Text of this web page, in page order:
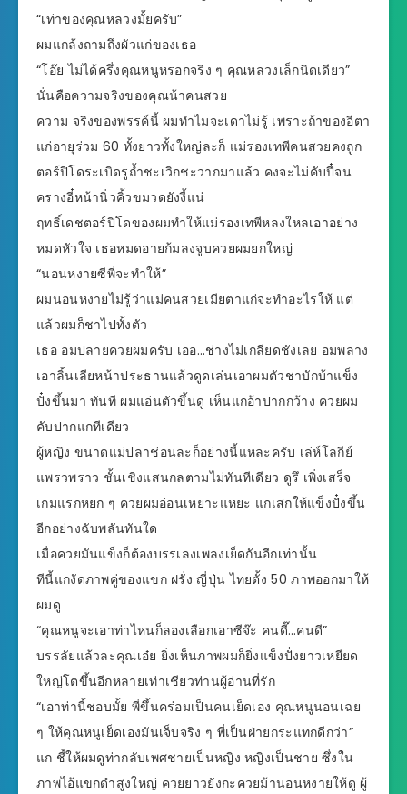
“เท่าของคุณหลวงมั้ยครับ”
ผมแกล้งถามถึงผัวแก่ของเธอ
“โอ๊ย ไม่ได้ครึ่งคุณหนูหรอกจริง ๆ คุณหลวงเล็กนิดเดียว”
นั่นคือความจริงของคุณน้าคนสวย
ความ จริงของพรรค์นี้ ผมทำไมจะเดาไม่รู้ เพราะถ้าของอีตา
แก่อายุร่วม 60 ทั้งยาวทั้งใหญ่ละก็ แม่รองเทพีคนสวยคงถูก
ตอร์ปิโดระเบิดรูถ้ำชะเวิกชะวากมาแล้ว คงจะไม่คับปี๋จน
ครางอี๋หน้านิ่วคิ้วขมวดยังงี้แน่
ฤทธิ์เดชตอร์ปิโดของผมทำให้แม่รองเทพีหลงใหลเอาอย่าง
หมดหัวใจ เธอหมดอายก้มลงจูบควยผมยกใหญ่
“นอนหงายซีพี่จะทำให้”
ผมนอนหงายไม่รู้ว่าแม่คนสวยเมียตาแก่จะทำอะไรให้ แต่
แล้วผมก็ชาไปทั้งตัว
เธอ อมปลายควยผมครับ เออ…ช่างไม่เกลียดชังเลย อมพลาง
เอาลิ้นเลียหน้าประธานแล้วดูดเล่นเอาผมตัวชาบักบ้าแข็ง
ปั๋งขึ้นมา ทันที ผมแอ่นตัวขึ้นดู เห็นแกอ้าปากกว้าง ควยผม
คับปากแกทีเดียว
ผู้หญิง ขนาดแม่ปลาช่อนละก็อย่างนี้แหละครับ เล่ห์โลกีย์
แพรวพราว ชั้นเชิงแสนกลตามไม่ทันทีเดียว ดูรึ เพิ่งเสร็จ
เกมแรกหยก ๆ ควยผมอ่อนเหยาะแหยะ แกเสกให้แข็งปั๋งขึ้น
อีกอย่างฉับพลันทันใด
เมื่อควยมันแข็งก็ต้องบรรเลงเพลงเย็ดกันอีกเท่านั้น
ทีนี้แกงัดภาพคู่ของแขก ฝรั่ง ญี่ปุ่น ไทยตั้ง 50 ภาพออกมาให้
ผมดู
“คุณหนูจะเอาท่าไหนก็ลองเลือกเอาซีจ๊ะ คนดี๊…คนดี”
บรรลัยแล้วละคุณเอ๋ย ยิ่งเห็นภาพผมก็ยิ่งแข็งปั๋งยาวเหยียด
ใหญ่โตขึ้นอีกหลายเท่าเชียวท่านผู้อ่านที่รัก
“เอาท่านี้ชอบมั้ย พี่ขึ้นคร่อมเป็นคนเย็ดเอง คุณหนูนอนเฉย
ๆ ให้คุณหนูเย็ดเองมันเจ็บจริง ๆ พี่เป็นฝ่ายกระแทกดีกว่า”
แก ชี้ให้ผมดูท่ากลับเพศชายเป็นหญิง หญิงเป็นชาย ซึ่งใน
ภาพไอ้แขกดำสูงใหญ่ ควยยาวยังกะควยม้านอนหงายให้ดู ผู้